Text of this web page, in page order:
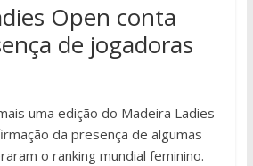
Open conta
de jogadoras
uma edição do Madeira Ladies
da presença de algumas
o ranking mundial feminino.